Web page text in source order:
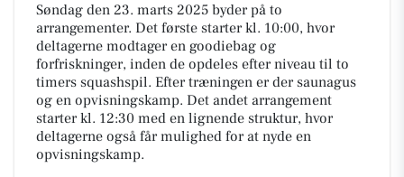
Søndag den 23. marts 2025 byder på to
arrangementer. Det første starter kl. 10:00, hvor
deltagerne modtager en goodiebag og
forfriskninger, inden de opdeles efter niveau til to
timers squashspil. Efter træningen er der saunagus
og en opvisningskamp. Det andet arrangement
starter kl. 12:30 med en lignende struktur, hvor
deltagerne også får mulighed for at nyde en
opvisningskamp.